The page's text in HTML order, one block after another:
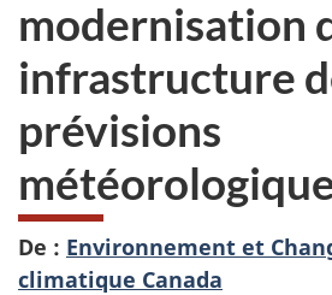
modernisation
infrastructure
prévisions
De : Environnement et
climatique Canada